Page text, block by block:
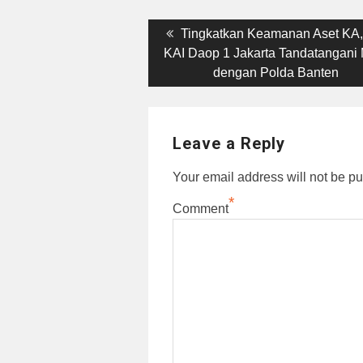
Post
navigation
Previous
post:
Tingkatkan Keamanan Aset
KAI Daop 1 Jakarta Tandatangani
dengan Polda Banten
Leave a Reply
Your email address will not be
Comment*